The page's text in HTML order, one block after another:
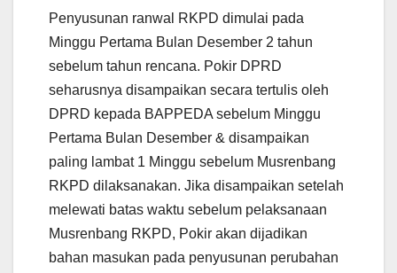
Penyusunan ranwal RKPD dimulai pada
Minggu Pertama Bulan Desember 2 tahun
sebelum tahun rencana. Pokir DPRD
seharusnya disampaikan secara tertulis oleh
DPRD kepada BAPPEDA sebelum Minggu
Pertama Bulan Desember & disampaikan
paling lambat 1 Minggu sebelum Musrenbang
RKPD dilaksanakan. Jika disampaikan setelah
melewati batas waktu sebelum pelaksanaan
Musrenbang RKPD, Pokir akan dijadikan
bahan masukan pada penyusunan perubahan